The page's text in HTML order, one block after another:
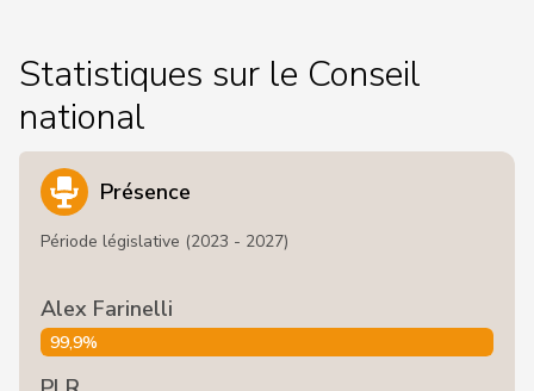
Statistiques sur le Conseil
national
Présence
Période législative (2023 - 2027)
Alex Farinelli
99,9%